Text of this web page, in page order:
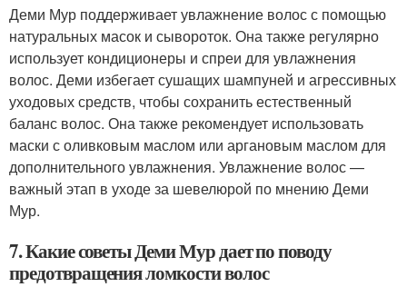
Деми Мур поддерживает увлажнение волос с помощью
натуральных масок и сывороток. Она также регулярно
использует кондиционеры и спреи для увлажнения
волос. Деми избегает сушащих шампуней и агрессивных
уходовых средств, чтобы сохранить естественный
баланс волос. Она также рекомендует использовать
маски с оливковым маслом или аргановым маслом для
дополнительного увлажнения. Увлажнение волос —
важный этап в уходе за шевелюрой по мнению Деми
Мур.
7. Какие советы Деми Мур дает по поводу
предотвращения ломкости волос